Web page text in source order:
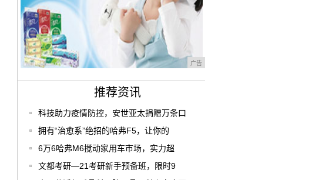
广告
推荐资讯
科技助力疫情防控，安世亚太捐赠万条口
拥有“治愈系”绝招的哈弗F5，让你的
6万6哈弗M6搅动家用车市场，实力超
文都考研—21考研新手预备班，限时9